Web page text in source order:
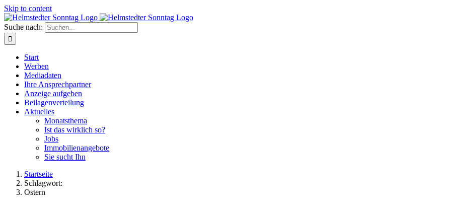
Skip to content
Suche nach:
Start
Werben
Mediadaten
Ihre Ansprechpartner
Anzeige aufgeben
Beilagenverteilung
Aktuelles
Monatsthema
Ist das wirklich so?
Jobs
Immobilienangebote
Sie sucht Ihn
Startseite
Schlagwort:
Ostern